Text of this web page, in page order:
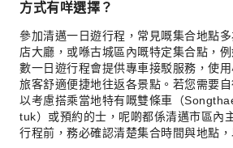
方式有咩選擇？
參加清邁一日遊行程，常見嘅集合地點
店大廳，或喺古城區內嘅特定集合點，
數一日遊行程會提供專車接駁服務，使
旅客舒適便捷地往返各景點。若您需要
以考慮搭乘當地特有嘅雙條車（
tuk）或預約的士，呢啲都係清邁市區內
行程前，務必確認清楚集合時間與地點，